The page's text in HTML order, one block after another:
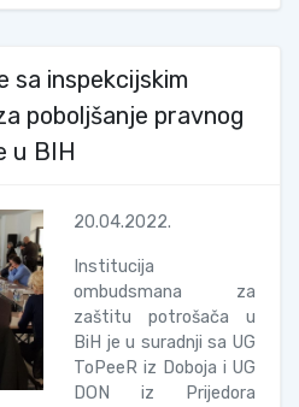
sa inspekcijskim
poboljšanje pravnog
u BIH
20.04.2022.
Institucija
ombudsmana za
zaštitu potrošača u
BiH je u suradnji sa UG
ToPeeR iz Doboja i UG
DON iz Prijedora